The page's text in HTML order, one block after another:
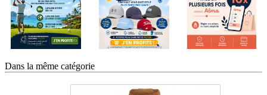
Dans la même catégorie